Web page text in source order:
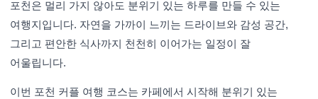
포천은 멀리 가지 않아도 분위기 있는 하루를 만들 수 있는
여행지입니다. 자연을 가까이 느끼는 드라이브와 감성 공간,
그리고 편안한 식사까지 천천히 이어가는 일정이 잘
어울립니다.
이번 포천 커플 여행 코스는 카페에서 시작해 분위기 있는